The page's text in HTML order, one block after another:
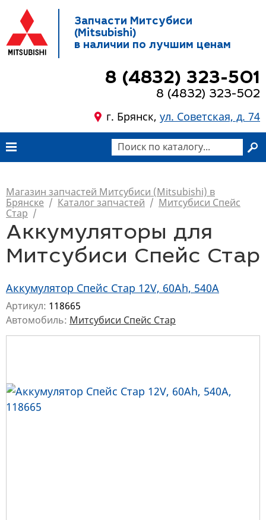
Запчасти Митсубиси
(Mitsubishi)
в наличии по лучшим ценам
8 (4832) 323-501
8 (4832) 323-502
г. Брянск, ул. Советская, д. 74
Магазин запчастей Митсубиси (Mitsubishi) в
Брянске / Каталог запчастей / Митсубиси Спейс
Стар /
Аккумуляторы для
Митсубиси Спейс Стар
Аккумулятор Спейс Стар 12V, 60Ah, 540A
Артикул: 118665
Автомобиль: Митсубиси Спейс Стар